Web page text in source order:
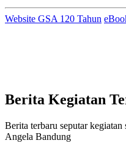
Website GSA 120 Tahun
Berita Kegiatan
Berita terbaru seputar
Angela Bandung